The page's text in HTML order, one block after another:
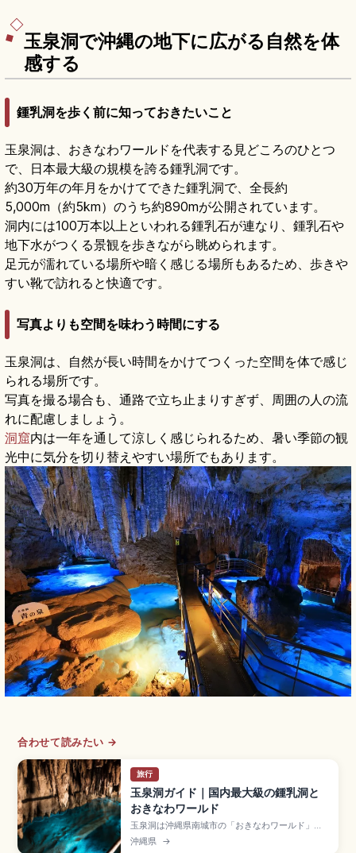
玉泉洞で沖縄の地下に広がる自然を体
感する
鍾乳洞を歩く前に知っておきたいこと
玉泉洞は、おきなわワールドを代表する見どころのひとつ
で、日本最大級の規模を誇る鍾乳洞です。
約30万年の年月をかけてできた鍾乳洞で、全長約
5,000m（約5km）のうち約890mが公開されています。
洞内には100万本以上といわれる鍾乳石が連なり、鍾乳石や
地下水がつくる景観を歩きながら眺められます。
足元が濡れている場所や暗く感じる場所もあるため、歩きや
すい靴で訪れると快適です。
写真よりも空間を味わう時間にする
玉泉洞は、自然が長い時間をかけてつくった空間を体で感じ
られる場所です。
写真を撮る場合も、通路で立ち止まりすぎず、周囲の人の流
れに配慮しましょう。
洞窟内は一年を通して涼しく感じられるため、暑い季節の観
光中に気分を切り替えやすい場所でもあります。
合わせて読みたい →
旅行
玉泉洞ガイド｜国内最大級の鍾乳洞と
おきなわワールド
玉泉洞は沖縄県南城市の「おきなわワールド」内
にある全長約5,000mの鍾乳洞で、100万本以上
の鍾乳石を有する国内最大級の鍾乳洞です。約
沖縄県 →